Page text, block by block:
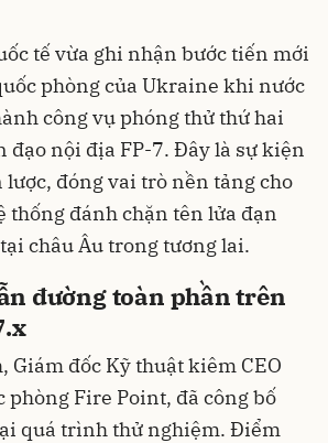
tế vừa ghi nhận bước tiến mới
phòng của Ukraine khi nước
công vụ phóng thử thứ hai
đạo nội địa FP-7. Đây là sự kiện
đóng vai trò nền tảng cho
thống đánh chặn tên lửa đạn
châu Âu trong tương lai.
đường toàn phần trên
Giám đốc Kỹ thuật kiêm CEO
phòng Fire Point, đã công bố
quá trình thử nghiệm. Điểm